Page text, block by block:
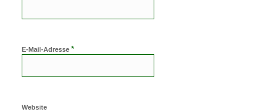
E-Mail-Adresse *
Website